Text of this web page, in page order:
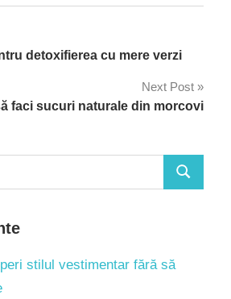
detoxifierea cu mere verzi
Next Post
faci sucuri naturale din morcovi
Search
stilul vestimentar fără să